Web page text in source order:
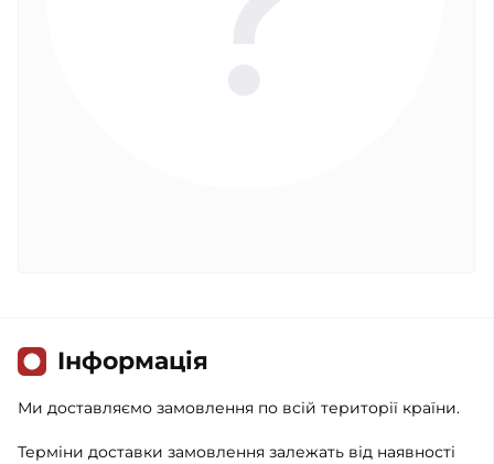
Iнформація
Ми доставляємо замовлення по всій території країни.
Терміни доставки замовлення залежать від наявності